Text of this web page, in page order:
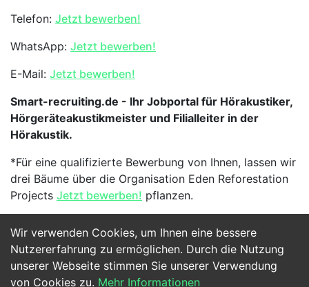
Wir verwenden Cookies, um Ihnen eine bessere
Nutzererfahrung zu ermöglichen. Durch die Nutzung
unserer Webseite stimmen Sie unserer Verwendung
von Cookies zu. Mehr Informationen
Telefon: Jetzt bewerben!
WhatsApp: Jetzt bewerben!
E-Mail: Jetzt bewerben!
Smart-recruiting.de - Ihr Jobportal für Hörakustiker,
Hörgeräteakustikmeister und Filialleiter in der
Hörakustik.
*Für eine qualifizierte Bewerbung von Ihnen, lassen wir
drei Bäume über die Organisation Eden Reforestation
Projects Jetzt bewerben! pflanzen.
Jetzt Bewerben